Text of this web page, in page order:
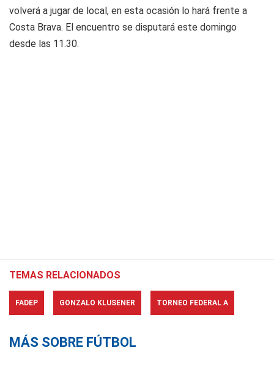
volverá a jugar de local, en esta ocasión lo hará frente a
Costa Brava. El encuentro se disputará este domingo
desde las 11.30.
TEMAS RELACIONADOS
FADEP GONZALO KLUSENER TORNEO FEDERAL A
MÁS SOBRE FÚTBOL